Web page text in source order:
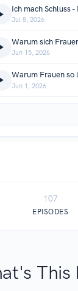
Ich mach Schluss
Jul 8, 2026
Warum sich
Jun 15, 2026
Warum Frauen so
Jun 1, 2026
107
EPISODES
This